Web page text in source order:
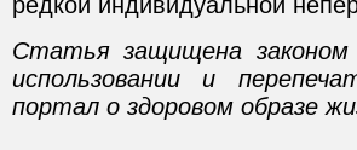
Статья защищена
использовании и
портал о здоровом образе